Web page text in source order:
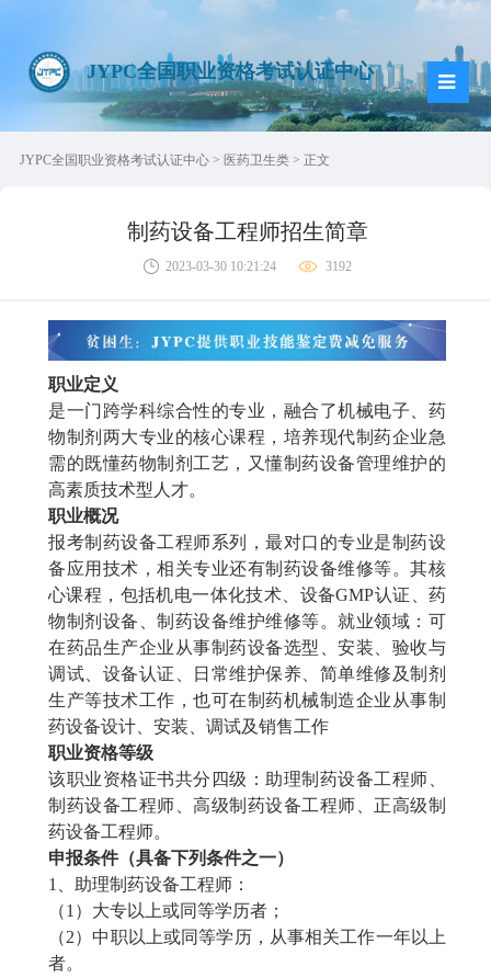
JYPC全国职业资格考试认证中心
JYPC全国职业资格考试认证中心 > 医药卫生类 > 正文
制药设备工程师招生简章
2023-03-30 10:21:24 3192
职业定义
是一门跨学科综合性的专业，融合了机械电子、药
物制剂两大专业的核心课程，培养现代制药企业急
需的既懂药物制剂工艺，又懂制药设备管理维护的
高素质技术型人才。
职业概况
报考制药设备工程师系列，最对口的专业是制药设
备应用技术，相关专业还有制药设备维修等。其核
心课程，包括机电一体化技术、设备GMP认证、药
物制剂设备、制药设备维护维修等。就业领域：可
在药品生产企业从事制药设备选型、安装、验收与
调试、设备认证、日常维护保养、简单维修及制剂
生产等技术工作，也可在制药机械制造企业从事制
药设备设计、安装、调试及销售工作
职业资格等级
该职业资格证书共分四级：助理制药设备工程师
制药设备工程师 、高级制药设备工程师 、正高级制
药设备工程师。
申报条件（具备下列条件之一）
1、助理制药设备工程师 ：
（1）大专以上或同等学历者；
（2）中职以上或同等学历，从事相关工作一年以上
者。